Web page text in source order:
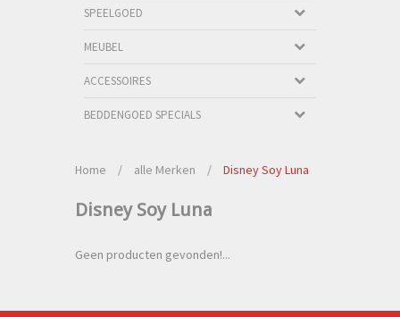
SPEELGOED
MEUBEL
ACCESSOIRES
BEDDENGOED SPECIALS
Home / alle Merken / Disney Soy Luna
Disney Soy Luna
Geen producten gevonden!...